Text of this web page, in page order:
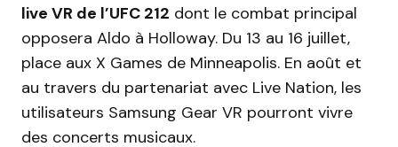
live VR de l’UFC 212 dont le combat principal
opposera Aldo à Holloway. Du 13 au 16 juillet,
place aux X Games de Minneapolis. En août et
au travers du partenariat avec Live Nation, les
utilisateurs Samsung Gear VR pourront vivre
des concerts musicaux.